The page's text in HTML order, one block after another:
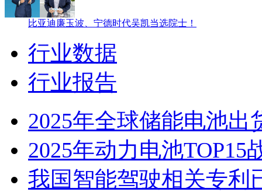
比亚迪廉玉波、宁德时代吴凯当选院士！
行业数据
行业报告
2025年全球储能电池出
2025年动力电池
我国智能驾驶相关专利